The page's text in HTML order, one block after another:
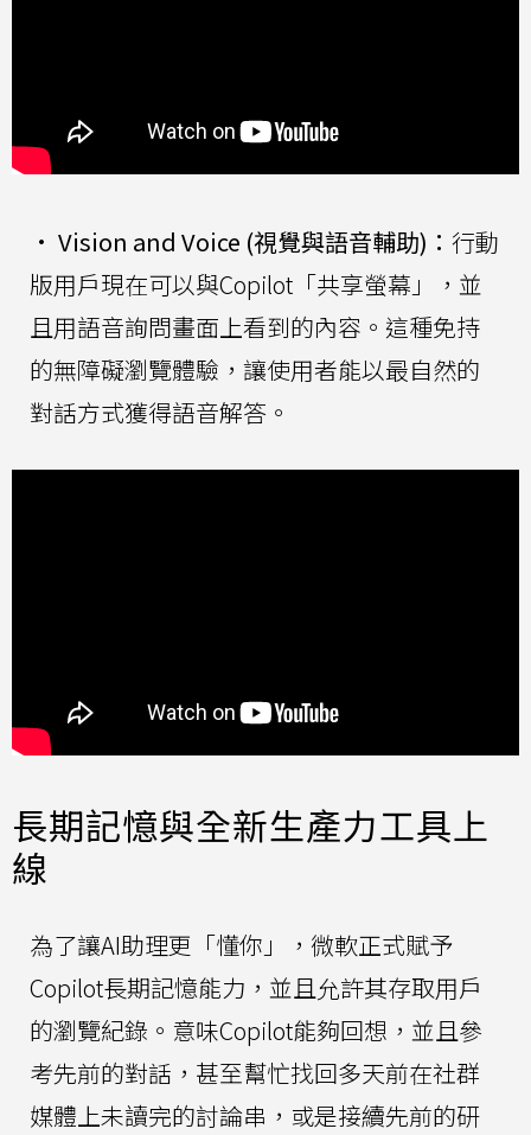
• Vision and Voice (視覺與語音輔助)： 行動
版用戶現在可以與Copilot「共享螢幕」，並
且用語音詢問畫面上看到的內容。這種免持
的無障礙瀏覽體驗，讓使用者能以最自然的
對話方式獲得語音解答。
長期記憶與全新生產力工具上
線
為了讓AI助理更「懂你」，微軟正式賦予
Copilot長期記憶能力，並且允許其存取用戶
的瀏覽紀錄。意味Copilot能夠回想，並且參
考先前的對話，甚至幫忙找回多天前在社群
媒體上未讀完的討論串，或是接續先前的研